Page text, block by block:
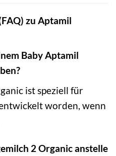
zu Aptamil
Baby Aptamil
ist speziell für
worden, wenn
2 Organic anstelle